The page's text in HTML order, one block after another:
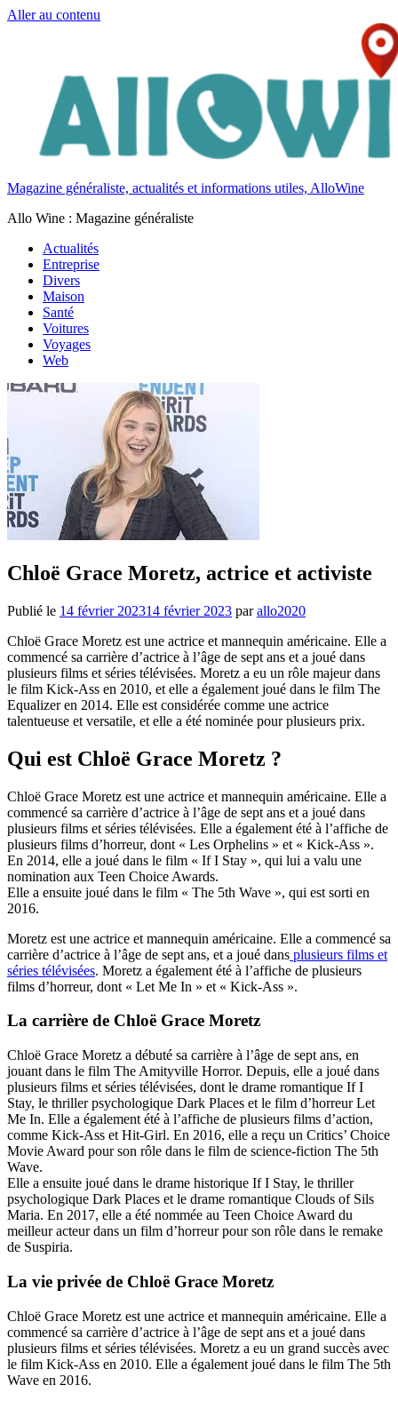
Aller au contenu
Magazine généraliste, actualités et informations utiles, AlloWine
Allo Wine : Magazine généraliste
Actualités
Entreprise
Divers
Maison
Santé
Voitures
Voyages
Web
Chloë Grace Moretz, actrice et activiste
Publié le 14 février 202314 février 2023 parallo2020
Chloë Grace Moretz est une actrice et mannequin américaine. Elle a
commencé sa carrière d’actrice à l’âge de sept ans et a joué dans
plusieurs films et séries télévisées. Moretz a eu un rôle majeur dans
le film Kick-Ass en 2010, et elle a également joué dans le film The
Equalizer en 2014. Elle est considérée comme une actrice
talentueuse et versatile, et elle a été nominée pour plusieurs prix.
Qui est Chloë Grace Moretz ?
Chloë Grace Moretz est une actrice et mannequin américaine. Elle a
commencé sa carrière d’actrice à l’âge de sept ans et a joué dans
plusieurs films et séries télévisées. Elle a également été à l’affiche de
plusieurs films d’horreur, dont « Les Orphelins » et « Kick-Ass ».
En 2014, elle a joué dans le film « If I Stay », qui lui a valu une
nomination aux Teen Choice Awards.
Elle a ensuite joué dans le film « The 5th Wave », qui est sorti en
2016.
Moretz est une actrice et mannequin américaine. Elle a commencé sa
carrière d’actrice à l’âge de sept ans, et a joué dans plusieurs films et
séries télévisées. Moretz a également été à l’affiche de plusieurs
films d’horreur, dont « Let Me In » et « Kick-Ass ».
La carrière de Chloë Grace Moretz
Chloë Grace Moretz a débuté sa carrière à l’âge de sept ans, en
jouant dans le film The Amityville Horror. Depuis, elle a joué dans
plusieurs films et séries télévisées, dont le drame romantique If I
Stay, le thriller psychologique Dark Places et le film d’horreur Let
Me In. Elle a également été à l’affiche de plusieurs films d’action,
comme Kick-Ass et Hit-Girl. En 2016, elle a reçu un Critics’ Choice
Movie Award pour son rôle dans le film de science-fiction The 5th
Wave.
Elle a ensuite joué dans le drame historique If I Stay, le thriller
psychologique Dark Places et le drame romantique Clouds of Sils
Maria. En 2017, elle a été nommée au Teen Choice Award du
meilleur acteur dans un film d’horreur pour son rôle dans le remake
de Suspiria.
La vie privée de Chloë Grace Moretz
Chloë Grace Moretz est une actrice et mannequin américaine. Elle a
commencé sa carrière d’actrice à l’âge de sept ans et a joué dans
plusieurs films et séries télévisées. Moretz a eu un grand succès avec
le film Kick-Ass en 2010. Elle a également joué dans le film The 5th
Wave en 2016.